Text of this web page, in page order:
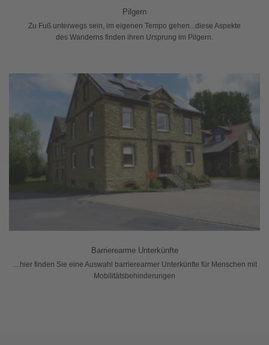
Pilgern
Zu Fuß unterwegs sein, im eigenen Tempo gehen...diese Aspekte
des Wanderns finden ihren Ursprung im Pilgern.
Barrierearme Unterkünfte
....hier finden Sie eine Auswahl barrierearmer Unterkünfte für Menschen mit
Mobilitätsbehinderungen